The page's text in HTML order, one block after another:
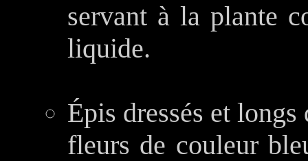
servant à la plante
liquide.
Épis dressés et
fleurs de couleur